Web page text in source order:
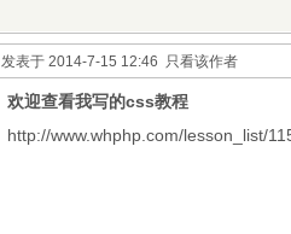
发表于 2014-7-15 12:46 只看该作者
欢迎查看我写的css教程
http://www.whphp.com/lesson_list/